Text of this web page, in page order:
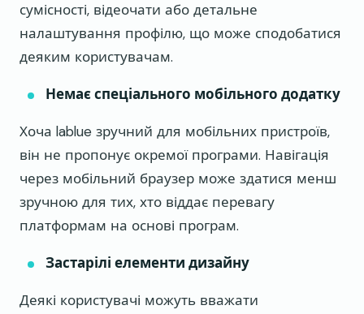
сумісності, відеочати або детальне
налаштування профілю, що може сподобатися
деяким користувачам.
Немає спеціального мобільного додатку
Хоча lablue зручний для мобільних пристроїв,
він не пропонує окремої програми. Навігація
через мобільний браузер може здатися менш
зручною для тих, хто віддає перевагу
платформам на основі програм.
Застарілі елементи дизайну
Деякі користувачі можуть вважати